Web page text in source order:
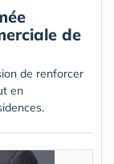
de
de renforcer
en